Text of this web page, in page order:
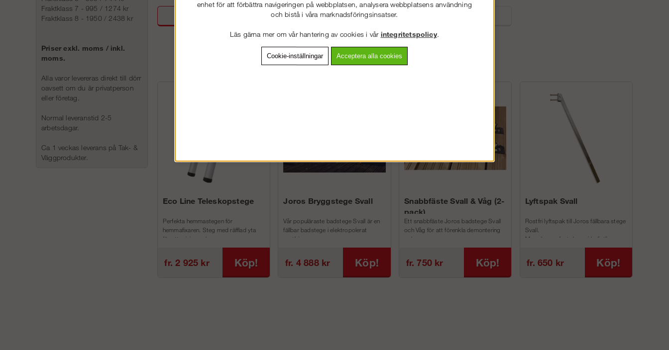
Fraktklass 7 - 995 / 1274 kr
Fraktklass 8 - 1950 / 2438 kr
Priser exkl. moms / inkl.
moms.
Alla varor levereras direkt till dörr
oavsett om du är privatperson
eller företag.
Normal leveranstid 2-5
arbetsdagar.
Ca 1 veckas leverans på Tak- &
Väggprodukter.
Detaljerad info
Andra köpte även
Eco Line Teleskopstege
Perfekta hemmastegen för
hemmafixaren. Steg med räfflad yta
för att minimera h...
fr. 2 925 kr Köp!
Joros Bryggstege Svall
Vår populäraste badstege Svall är en
fällbar badstege i elektropolerat
rostfri...
fr. 4 888 kr Köp!
Snabbfäste Svall & Våg (2-
pack)
Ett snabbfäste Joros badstege Svall
och Våg för att förenkla demontering
och m...
fr. 750 kr Köp!
Lyftspak Svall
Rostfri lyftspak till Joros fällbara stege
Svall.
Man skruvar fast denna i befintliga
fr. 650 kr Köp!
enhet för att förbättra navigeringen på webbplatsen, analysera webbplatsens användning
och bistå i våra marknadsföringsinsatser.
Läs gärna mer om vår hantering av cookies i vår integritetspolicy.
Cookie-inställningar Acceptera alla cookies
STEGPROFFSEN.SE
VÄNLIGEN VÄLJ PRIVAT ELLER FÖRETAG NEDAN.